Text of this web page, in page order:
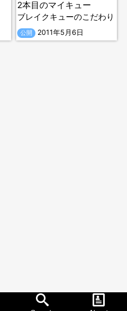
2本目のマイキュー
ブレイクキューのこだわり
公開 2011年5月6日